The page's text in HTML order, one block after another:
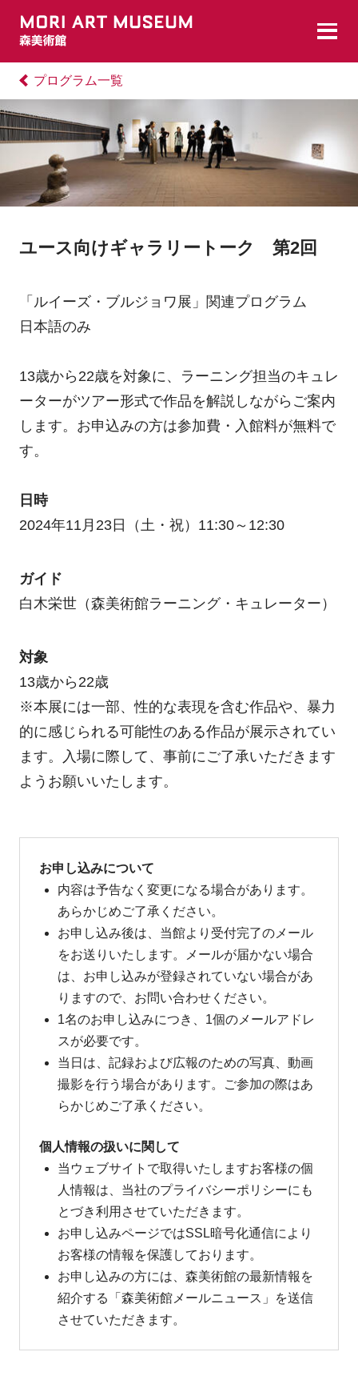
プログラム一覧
ユース向けギャラリートーク 第2回
「ルイーズ・ブルジョワ展」関連プログラム
日本語のみ
13歳から22歳を対象に、ラーニング担当のキュレ
ーターがツアー形式で作品を解説しながらご案内
します。お申込みの方は参加費・入館料が無料で
す。
日時
2024年11月23日（土・祝）11:30～12:30
ガイド
白木栄世（森美術館ラーニング・キュレーター）
対象
13歳から22歳
※本展には一部、性的な表現を含む作品や、暴力
的に感じられる可能性のある作品が展示されてい
ます。入場に際して、事前にご了承いただきます
ようお願いいたします。
お申し込みについて
内容は予告なく変更になる場合があります。
あらかじめご了承ください。
お申し込み後は、当館より受付完了のメール
をお送りいたします。メールが届かない場合
は、お申し込みが登録されていない場合があ
りますので、お問い合わせください。
1名のお申し込みにつき、1個のメールアドレ
スが必要です。
当日は、記録および広報のための写真、動画
撮影を行う場合があります。ご参加の際はあ
らかじめご了承ください。
個人情報の扱いに関して
当ウェブサイトで取得いたしますお客様の個
人情報は、当社のプライバシーポリシーにも
とづき利用させていただきます。
お申し込みページではSSL暗号化通信により
お客様の情報を保護しております。
お申し込みの方には、森美術館の最新情報を
紹介する「森美術館メールニュース」を送信
させていただきます。